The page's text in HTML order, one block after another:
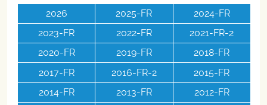
2026 2025-FR
2024-FR
2023-FR
2022-FR
2021-FR-2
2020-FR
2019-FR
2018-FR
2017-FR
2016-FR-2
2015-FR
2014-FR
2013-FR
2012-FR